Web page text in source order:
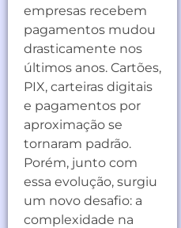
empresas recebem
pagamentos mudou
drasticamente nos
últimos anos. Cartões,
PIX, carteiras digitais
e pagamentos por
aproximação se
tornaram padrão.
Porém, junto com
essa evolução, surgiu
um novo desafio: a
complexidade na